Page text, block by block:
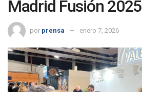
Madrid Fusión 2025
por prensa enero 7, 2026